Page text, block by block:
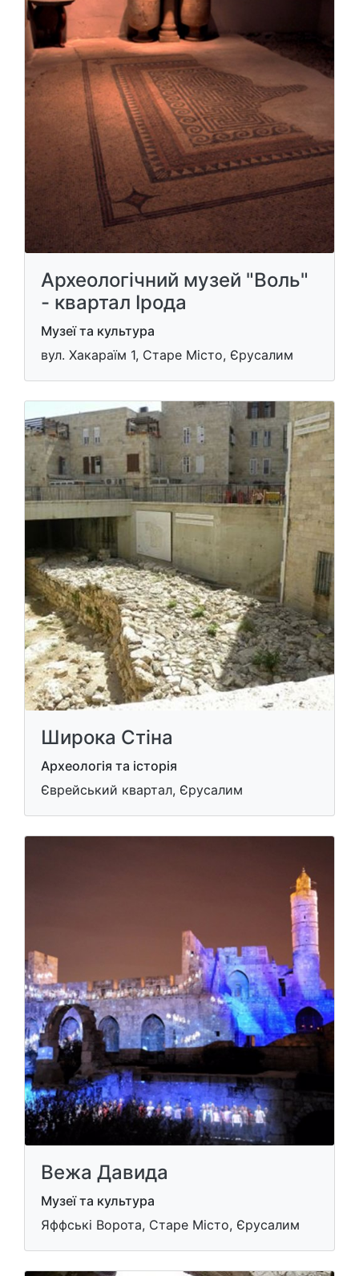
Археологічний музей "Воль"
- квартал Ірода
Музеї та культура
вул. Хакараїм 1, Старе Місто, Єрусалим
Широка Стіна
Археологія та історія
Єврейський квартал, Єрусалим
Вежа Давида
Музеї та культура
Яффські Ворота, Старе Місто, Єрусалим